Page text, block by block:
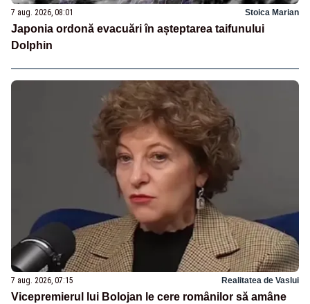
7 aug. 2026, 08:01 Stoica Marian
Japonia ordonă evacuări în așteptarea taifunului
Dolphin
7 aug. 2026, 07:15 Realitatea de Vaslui
Vicepremierul lui Bolojan le cere românilor să amâne